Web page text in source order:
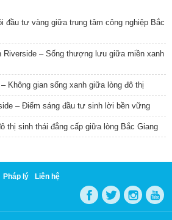
đầu tư vàng giữa trung tâm công nghiệp Bắc
Riverside – Sống thượng lưu giữa miền xanh
Không gian sống xanh giữa lòng đô thị
– Điểm sáng đầu tư sinh lời bền vững
thị sinh thái đẳng cấp giữa lòng Bắc Giang
Pháp lý Liên hệ